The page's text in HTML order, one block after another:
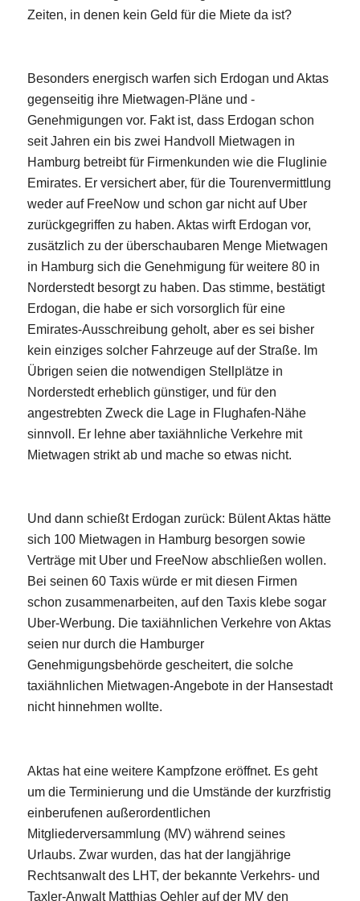
Zeiten, in denen kein Geld für die Miete da ist?
Besonders energisch warfen sich Erdogan und Aktas
gegenseitig ihre Mietwagen-Pläne und -
Genehmigungen vor. Fakt ist, dass Erdogan schon
seit Jahren ein bis zwei Handvoll Mietwagen in
Hamburg betreibt für Firmenkunden wie die Fluglinie
Emirates. Er versichert aber, für die Tourenvermittlung
weder auf FreeNow und schon gar nicht auf Uber
zurückgegriffen zu haben. Aktas wirft Erdogan vor,
zusätzlich zu der überschaubaren Menge Mietwagen
in Hamburg sich die Genehmigung für weitere 80 in
Norderstedt besorgt zu haben. Das stimme, bestätigt
Erdogan, die habe er sich vorsorglich für eine
Emirates-Ausschreibung geholt, aber es sei bisher
kein einziges solcher Fahrzeuge auf der Straße. Im
Übrigen seien die notwendigen Stellplätze in
Norderstedt erheblich günstiger, und für den
angestrebten Zweck die Lage in Flughafen-Nähe
sinnvoll. Er lehne aber taxiähnliche Verkehre mit
Mietwagen strikt ab und mache so etwas nicht.
Und dann schießt Erdogan zurück: Bülent Aktas hätte
sich 100 Mietwagen in Hamburg besorgen sowie
Verträge mit Uber und FreeNow abschließen wollen.
Bei seinen 60 Taxis würde er mit diesen Firmen
schon zusammenarbeiten, auf den Taxis klebe sogar
Uber-Werbung. Die taxiähnlichen Verkehre von Aktas
seien nur durch die Hamburger
Genehmigungsbehörde gescheitert, die solche
taxiähnlichen Mietwagen-Angebote in der Hansestadt
nicht hinnehmen wollte.
Aktas hat eine weitere Kampfzone eröffnet. Es geht
um die Terminierung und die Umstände der kurzfristig
einberufenen außerordentlichen
Mitgliederversammlung (MV) während seines
Urlaubs. Zwar wurden, das hat der langjährige
Rechtsanwalt des LHT, der bekannte Verkehrs- und
Taxler-Anwalt Matthias Oehler auf der MV den